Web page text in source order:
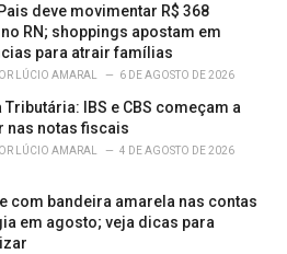
deve movimentar R$ 368
RN; shoppings apostam em
para atrair famílias
LÚCIO AMARAL 6 DE AGOSTO DE 2026
Tributária: IBS e CBS começam a
nas notas fiscais
LÚCIO AMARAL 4 DE AGOSTO DE 2026
com bandeira amarela nas contas
em agosto; veja dicas para